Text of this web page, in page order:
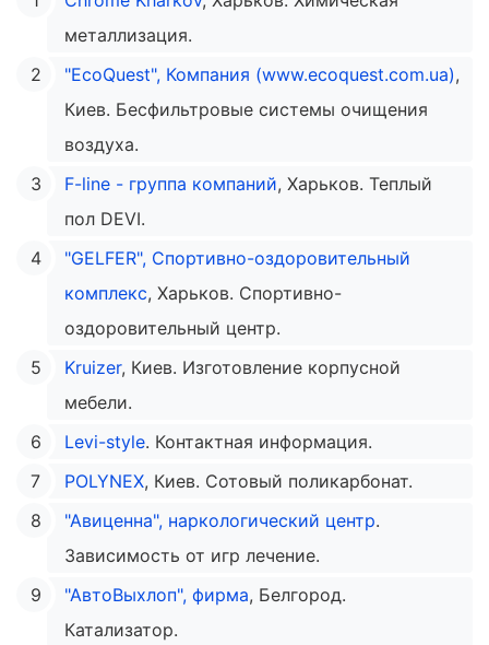
металлизация.
"EcoQuest", Компания (www.ecoquest.com.ua),
Киев. Бесфильтровые системы очищения
воздуха.
F-line - группа компаний, Харьков. Теплый
пол DEVI.
"GELFER", Спортивно-оздоровительный
комплекс, Харьков. Спортивно-
оздоровительный центр.
Kruizer, Киев. Изготовление корпусной
мебели.
Levi-style. Контактная информация.
POLYNEX, Киев. Сотовый поликарбонат.
"Авиценна", наркологический центр.
Зависимость от игр лечение.
"АвтоВыхлоп", фирма, Белгород.
Катализатор.